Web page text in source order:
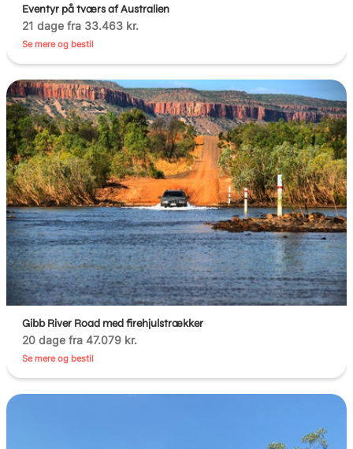
Eventyr på tværs af Australien
21 dage fra 33.463 kr.
Se mere og bestil
Gibb River Road med firehjulstrækker
20 dage fra 47.079 kr.
Se mere og bestil